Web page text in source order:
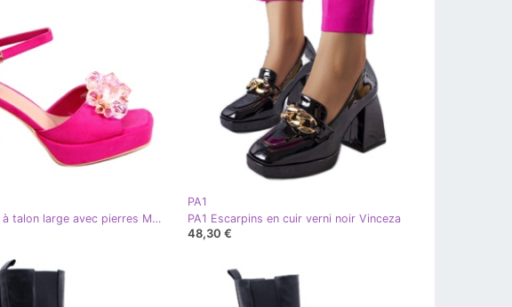
PA1 Sandales à talon large avec pierres Mirella Fuchsia rose
PA1
PA1 Escarpins en cuir verni noir Vinceza
48,30 €